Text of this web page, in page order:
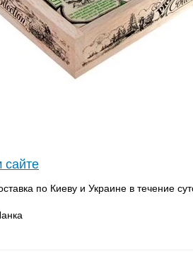
сайте
по Киеву и Украине в течение